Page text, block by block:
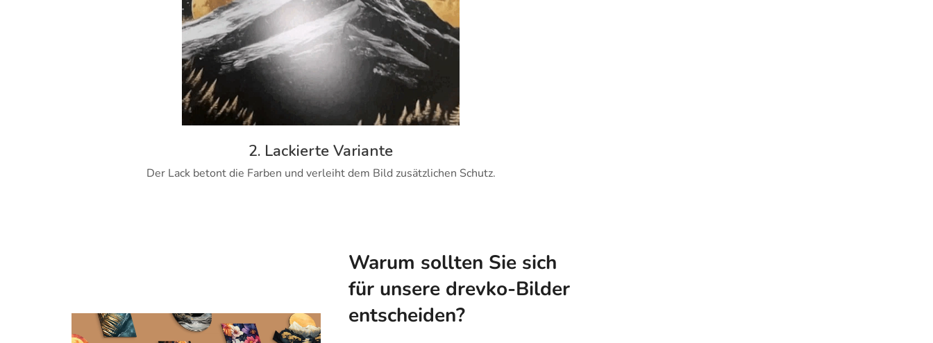
2. Lackierte Variante
Der Lack betont die Farben und verleiht dem Bild zusätzlichen Schutz.
Warum sollten Sie sich
für unsere drevko-Bilder
entscheiden?